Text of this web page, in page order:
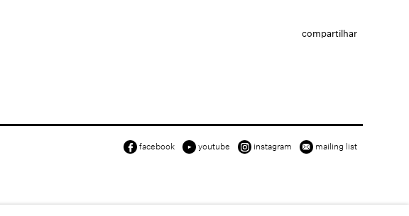
compartilhar
facebook youtube instagram mailing list